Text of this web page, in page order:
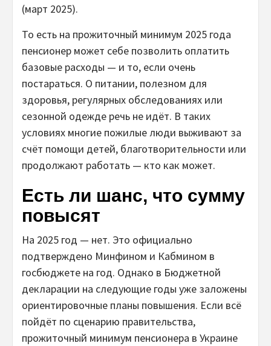
(март 2025).
То есть на прожиточный минимум 2025 года
пенсионер может себе позволить оплатить
базовые расходы — и то, если очень
постараться. О питании, полезном для
здоровья, регулярных обследованиях или
сезонной одежде речь не идёт. В таких
условиях многие пожилые люди выживают за
счёт помощи детей, благотворительности или
продолжают работать — кто как может.
Есть ли шанс, что сумму
повысят
На 2025 год — нет. Это официально
подтверждено Минфином и Кабмином в
госбюджете на год. Однако в Бюджетной
декларации на следующие годы уже заложены
ориентировочные планы повышения. Если всё
пойдёт по сценарию правительства,
прожиточный минимум пенсионера в Украине